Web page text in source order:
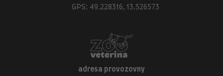
GPS: 49.228316, 13.526573
adresa provozovny